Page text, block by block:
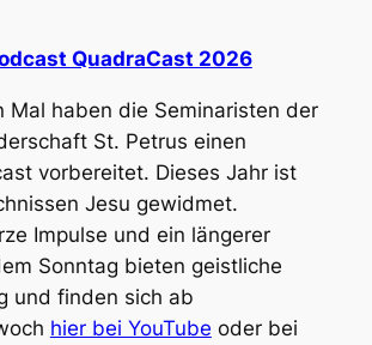
QuadraCast 2026
Mal haben die Seminaristen der
St. Petrus einen
vorbereitet. Dieses Jahr ist
Jesu gewidmet.
Impulse und ein längerer
Sonntag bieten geistliche
und finden sich ab
hier bei YouTube oder bei